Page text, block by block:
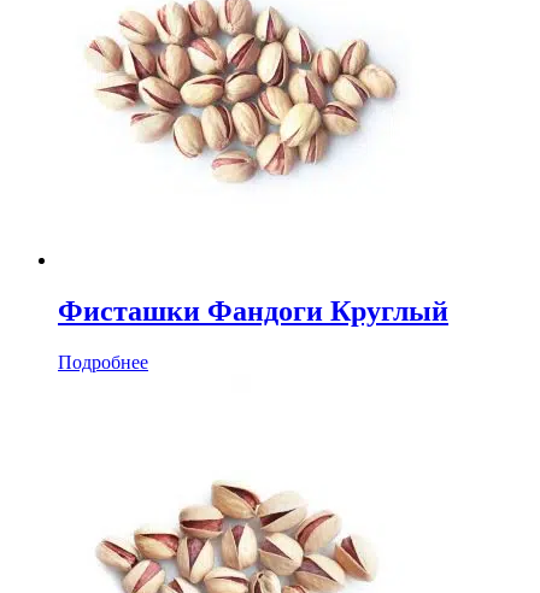
Фисташки Фандоги Круглый
Подробнее